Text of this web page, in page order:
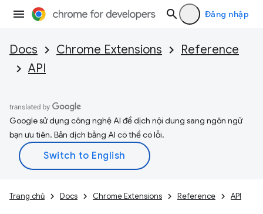
Đăng nhập
Docs Chrome Extensions
Reference
API
Google sử dụng công nghệ AI để dịch nội dung sang ngôn ngữ
bạn ưu tiên. Bản dịch bằng AI có thể có lỗi.
Trang chủ Docs Chrome Extensions Reference API